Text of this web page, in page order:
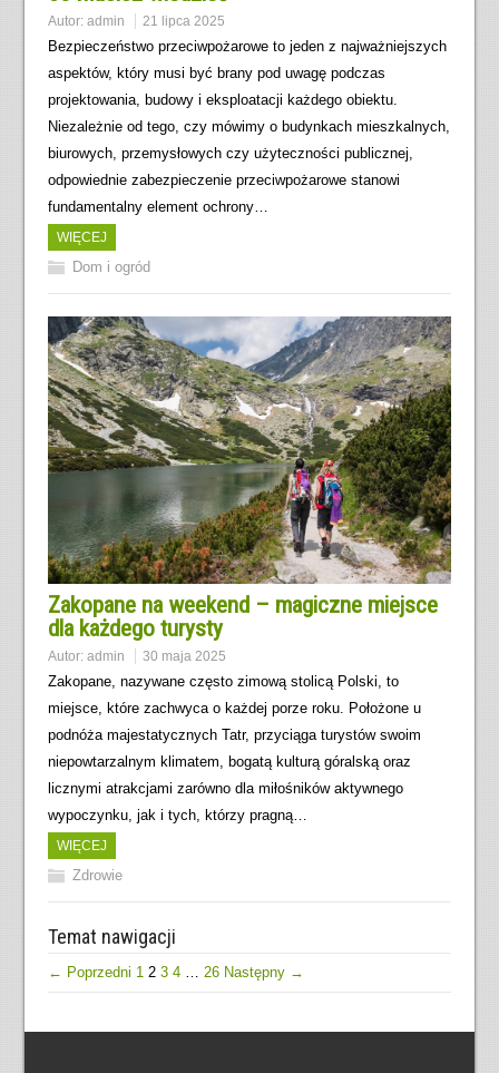
Autor: admin 21 lipca 2025
Bezpieczeństwo przeciwpożarowe to jeden z najważniejszych
aspektów, który musi być brany pod uwagę podczas
projektowania, budowy i eksploatacji każdego obiektu.
Niezależnie od tego, czy mówimy o budynkach mieszkalnych,
biurowych, przemysłowych czy użyteczności publicznej,
odpowiednie zabezpieczenie przeciwpożarowe stanowi
fundamentalny element ochrony…
WIĘCEJ
Dom i ogród
Zakopane na weekend – magiczne miejsce
dla każdego turysty
Autor: admin 30 maja 2025
Zakopane, nazywane często zimową stolicą Polski, to
miejsce, które zachwyca o każdej porze roku. Położone u
podnóża majestatycznych Tatr, przyciąga turystów swoim
niepowtarzalnym klimatem, bogatą kulturą góralską oraz
licznymi atrakcjami zarówno dla miłośników aktywnego
wypoczynku, jak i tych, którzy pragną…
WIĘCEJ
Zdrowie
Temat nawigacji
← Poprzedni 1 2 3 4 26 Następny →